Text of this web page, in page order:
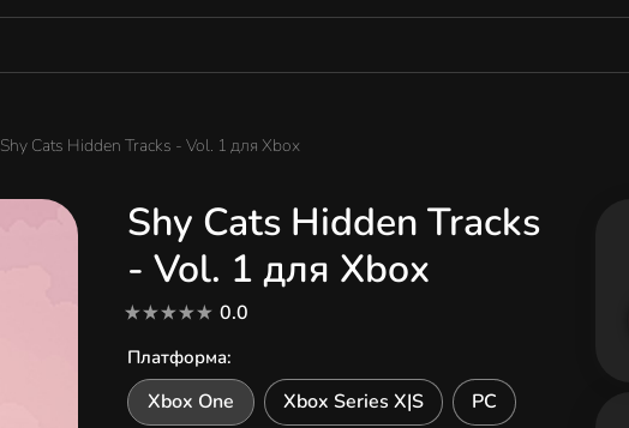
Shy Cats Hidden Tracks - Vol. 1 для Xbox
Shy Cats Hidden Tracks
- Vol. 1 для Xbox
0.0
Платформа:
Xbox One Xbox Series X|S PC